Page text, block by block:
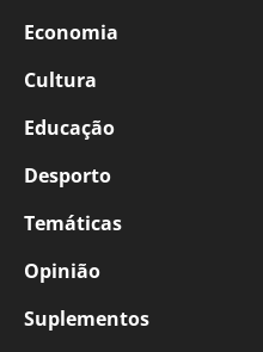
Economia
Cultura
Educação
Desporto
Temáticas
Opinião
Suplementos